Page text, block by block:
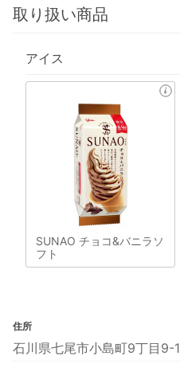
取り扱い商品
アイス
SUNAO チョコ&バニラソ
フト
住所
石川県七尾市小島町9丁目9-1